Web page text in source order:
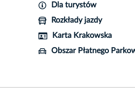
Dla turystów
Rozkłady jazdy
Karta Krakowska
Obszar Płatnego